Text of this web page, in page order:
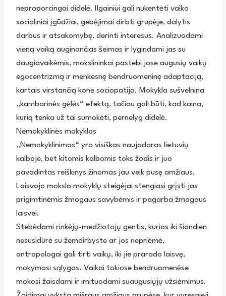
neproporcingai didelė. Ilgainiui gali nukentėti vaiko
socialiniai įgūdžiai, gebėjimai dirbti grupėje, dalytis
darbus ir atsakomybę, derinti interesus. Analizuodami
vieną vaiką auginančias šeimas ir lygindami jas su
daugiavaikėmis, mokslininkai pastebi jose augusių vaikų
egocentrizmą ir menkesnę bendruomeninę adaptaciją,
kartais virstančią kone sociopatija. Mokykla sušvelnina
„kambarinės gėlės“ efektą, tačiau gali būti, kad kaina,
kurią tenka už tai sumokėti, pernelyg didelė.
Nemokyklinės mokyklos
„Nemokyklinimas“ yra visiškas naujadaras lietuvių
kalboje, bet kitomis kalbomis toks žodis ir juo
pavadintas reiškinys žinomas jau veik pusę amžiaus.
Laisvojo mokslo mokyklų steigėjai stengiasi grįsti jas
prigimtinėmis žmogaus savybėmis ir pagarba žmogaus
laisvei.
Stebėdami rinkėjų-medžiotojų gentis, kurios iki šiandien
nesusidūrė su žemdirbyste ar jos nepriėmė,
antropologai gali tirti vaikų, iki jie prarado laisvę,
mokymosi sąlygas. Vaikai tokiose bendruomenėse
mokosi žaisdami ir imituodami suaugusiųjų užsiėmimus.